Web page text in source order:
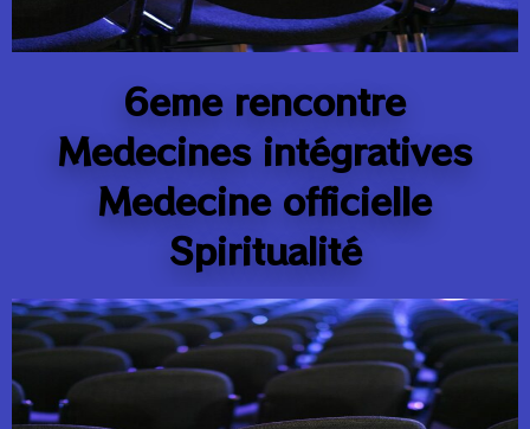
6eme rencontre
Medecines intégratives
Medecine officielle
Spiritualité